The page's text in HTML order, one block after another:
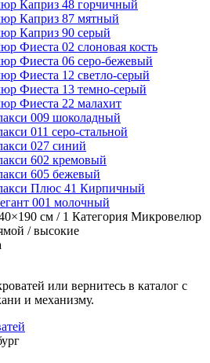
см / 1 Категория Микровелюр
/ высокие
или вернитесь в каталог с
и механизму.